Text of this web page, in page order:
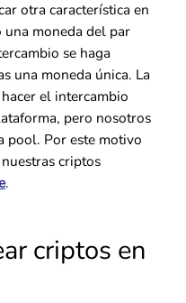
otra característica en
moneda del par
se haga
una moneda única. La
el intercambio
pero nosotros
pool. Por este motivo
criptos
.
criptos en